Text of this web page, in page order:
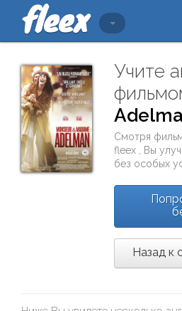
Учите
Смотря
fleex
, Вы
без особых
Назад к